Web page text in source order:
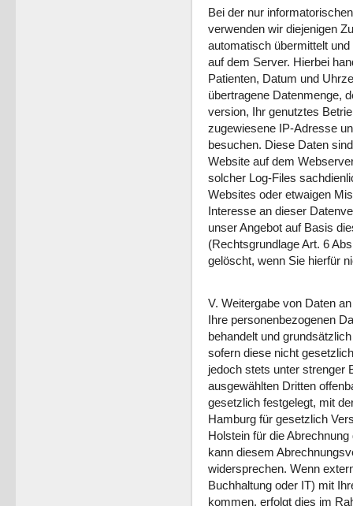
Bei der nur
verwenden wir diejenigen
automatisch übermittelt
auf dem Server. Hierbei
Patienten, Datum und
übertragene Datenmenge,
version, Ihr genutztes
zugewiesene IP-Adresse
besuchen. Diese Daten
Website auf dem
solcher Log-Files
Websites oder etwaigen
Interesse an dieser
unser Angebot auf Basis
(Rechtsgrundlage Art. 6
gelöscht, wenn Sie hierfür
V. Weitergabe von Daten
Ihre personenbezogenen
behandelt und
sofern diese nicht
jedoch stets unter strenger
ausgewählten Dritten
gesetzlich festgelegt, mit
Hamburg für gesetzlich
Holstein für die
kann diesem
widersprechen. Wenn
Buchhaltung oder IT) mit
kommen, erfolgt dies im